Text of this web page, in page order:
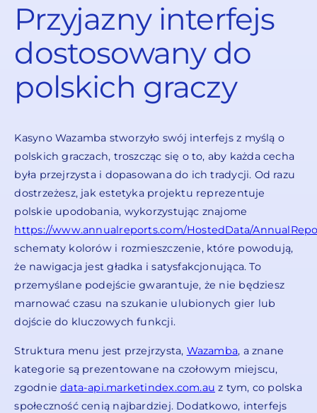
Przyjazny interfejs
dostosowany do
polskich graczy
Kasyno Wazamba stworzyło swój interfejs z myślą o
polskich graczach, troszcząc się o to, aby każda cecha
była przejrzysta i dopasowana do ich tradycji. Od razu
dostrzeżesz, jak estetyka projektu reprezentuje
polskie upodobania, wykorzystując znajome
https://www.annualreports.com/HostedData/
schematy kolorów i rozmieszczenie, które powodują,
że nawigacja jest gładka i satysfakcjonująca. To
przemyślane podejście gwarantuje, że nie będziesz
marnować czasu na szukanie ulubionych gier lub
dojście do kluczowych funkcji.
Struktura menu jest przejrzysta, Wazamba, a znane
kategorie są prezentowane na czołowym miejscu,
zgodniedata-api.marketindex.com.au z tym, co polska
społeczność cenią najbardziej. Dodatkowo, interfejs